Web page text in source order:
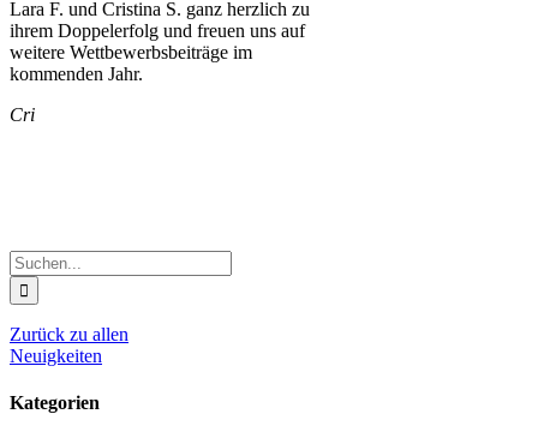
Lara F. und Cristina S. ganz herzlich zu
ihrem Doppelerfolg und freuen uns auf
weitere Wettbewerbsbeiträge im
kommenden Jahr.
Cri
Suche
nach:
Zurück zu allen
Neuigkeiten
Kategorien